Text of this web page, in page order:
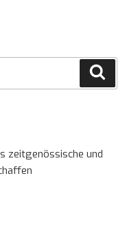
zeitgenössische und